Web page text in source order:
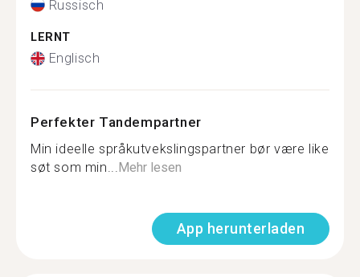
Russisch
LERNT
Englisch
Perfekter Tandempartner
Min ideelle språkutvekslingspartner bør være like
søt som min...Mehr lesen
App herunterladen